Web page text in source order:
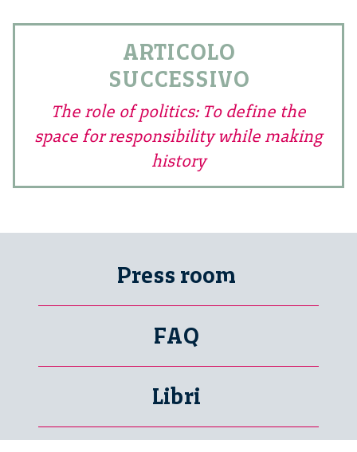
ARTICOLO
SUCCESSIVO
The role of politics: To define the
space for responsibility while making
history
Press room
FAQ
Libri